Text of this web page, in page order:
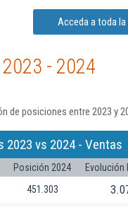
Acceda a toda
- 2024
posiciones entre 2023 y
2023 vs 2024 - Ventas
Posición 2024
Evolución
451.303